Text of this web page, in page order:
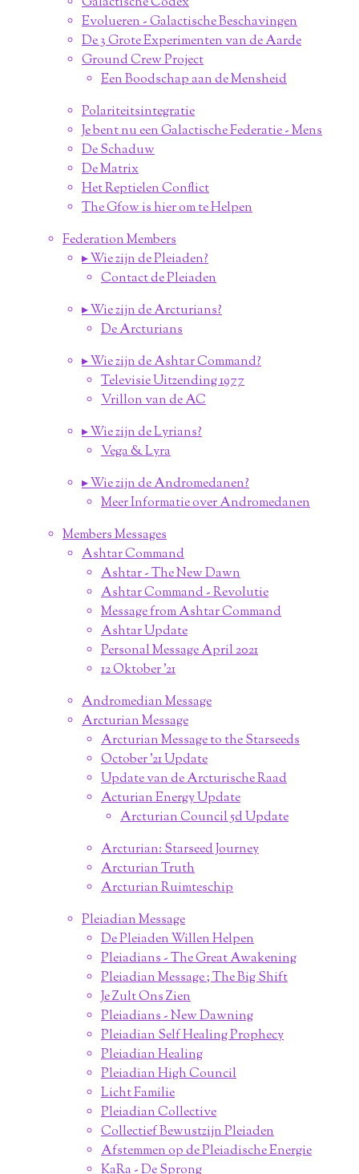
Evolueren - Galactische Beschavingen
De 3 Grote Experimenten van de Aarde
Ground Crew Project
Een Boodschap aan de Mensheid
Polariteitsintegratie
Je bent nu een Galactische Federatie - Mens
De Schaduw
De Matrix
Het Reptielen Conflict
The Gfow is hier om te Helpen
Federation Members
▸ Wie zijn de Pleiaden?
Contact de Pleiaden
▸ Wie zijn de Arcturians?
De Arcturians
▸ Wie zijn de Ashtar Command?
Televisie Uitzending 1977
Vrillon van de AC
▸ Wie zijn de Lyrians?
Vega & Lyra
▸ Wie zijn de Andromedanen?
Meer Informatie over Andromedanen
Members Messages
Ashtar Command
Ashtar - The New Dawn
Ashtar Command - Revolutie
Message from Ashtar Command
Ashtar Update
Personal Message April 2021
12 Oktober '21
Andromedian Message
Arcturian Message
Arcturian Message to the Starseeds
October '21 Update
Update van de Arcturische Raad
Acturian Energy Update
Arcturian Council 5d Update
Arcturian: Starseed Journey
Arcturian Truth
Arcturian Ruimteschip
Pleiadian Message
De Pleiaden Willen Helpen
Pleiadians - The Great Awakening
Pleiadian Message ; The Big Shift
Je Zult Ons Zien
Pleiadians - New Dawning
Pleiadian Self Healing Prophecy
Pleiadian Healing
Pleiadian High Council
Licht Familie
Pleiadian Collective
Collectief Bewustzijn Pleiaden
Afstemmen op de Pleiadische Energie